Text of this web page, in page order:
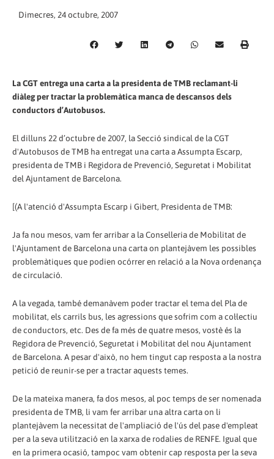
Dimecres, 24 octubre, 2007
La CGT entrega una carta a la presidenta de TMB reclamant-li
diàleg per tractar la problemàtica manca de descansos dels
conductors d’Autobusos.
El dilluns 22 d’octubre de 2007, la Secció sindical de la CGT
d'Autobusos de TMB ha entregat una carta a Assumpta Escarp,
presidenta de TMB i Regidora de Prevenció, Seguretat i Mobilitat
del Ajuntament de Barcelona.
[(A l'atenció d'Assumpta Escarp i Gibert, Presidenta de TMB:
Ja fa nou mesos, vam fer arribar a la Conselleria de Mobilitat de
l'Ajuntament de Barcelona una carta on plantejàvem les possibles
problemàtiques que podien ocórrer en relació a la Nova ordenança
de circulació.
A la vegada, també demanàvem poder tractar el tema del Pla de
mobilitat, els carrils bus, les agressions que sofrim com a col·lectiu
de conductors, etc. Des de fa més de quatre mesos, vostè és la
Regidora de Prevenció, Seguretat i Mobilitat del nou Ajuntament
de Barcelona. A pesar d'això, no hem tingut cap resposta a la nostra
petició de reunir-se per a tractar aquests temes.
De la mateixa manera, fa dos mesos, al poc temps de ser nomenada
presidenta de TMB, li vam fer arribar una altra carta on li
plantejàvem la necessitat de l'ampliació de l'ús del pase d'empleat
per a la seva utilització en la xarxa de rodalies de RENFE. Igual que
en la primera ocasió, tampoc vam obtenir cap resposta per la seva